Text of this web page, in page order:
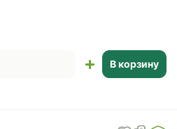
В корзину